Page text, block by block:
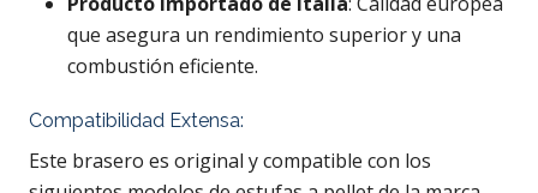
que asegura un rendimiento superior y una
combustión eficiente.
Compatibilidad Extensa:
Este brasero es original y compatible con los